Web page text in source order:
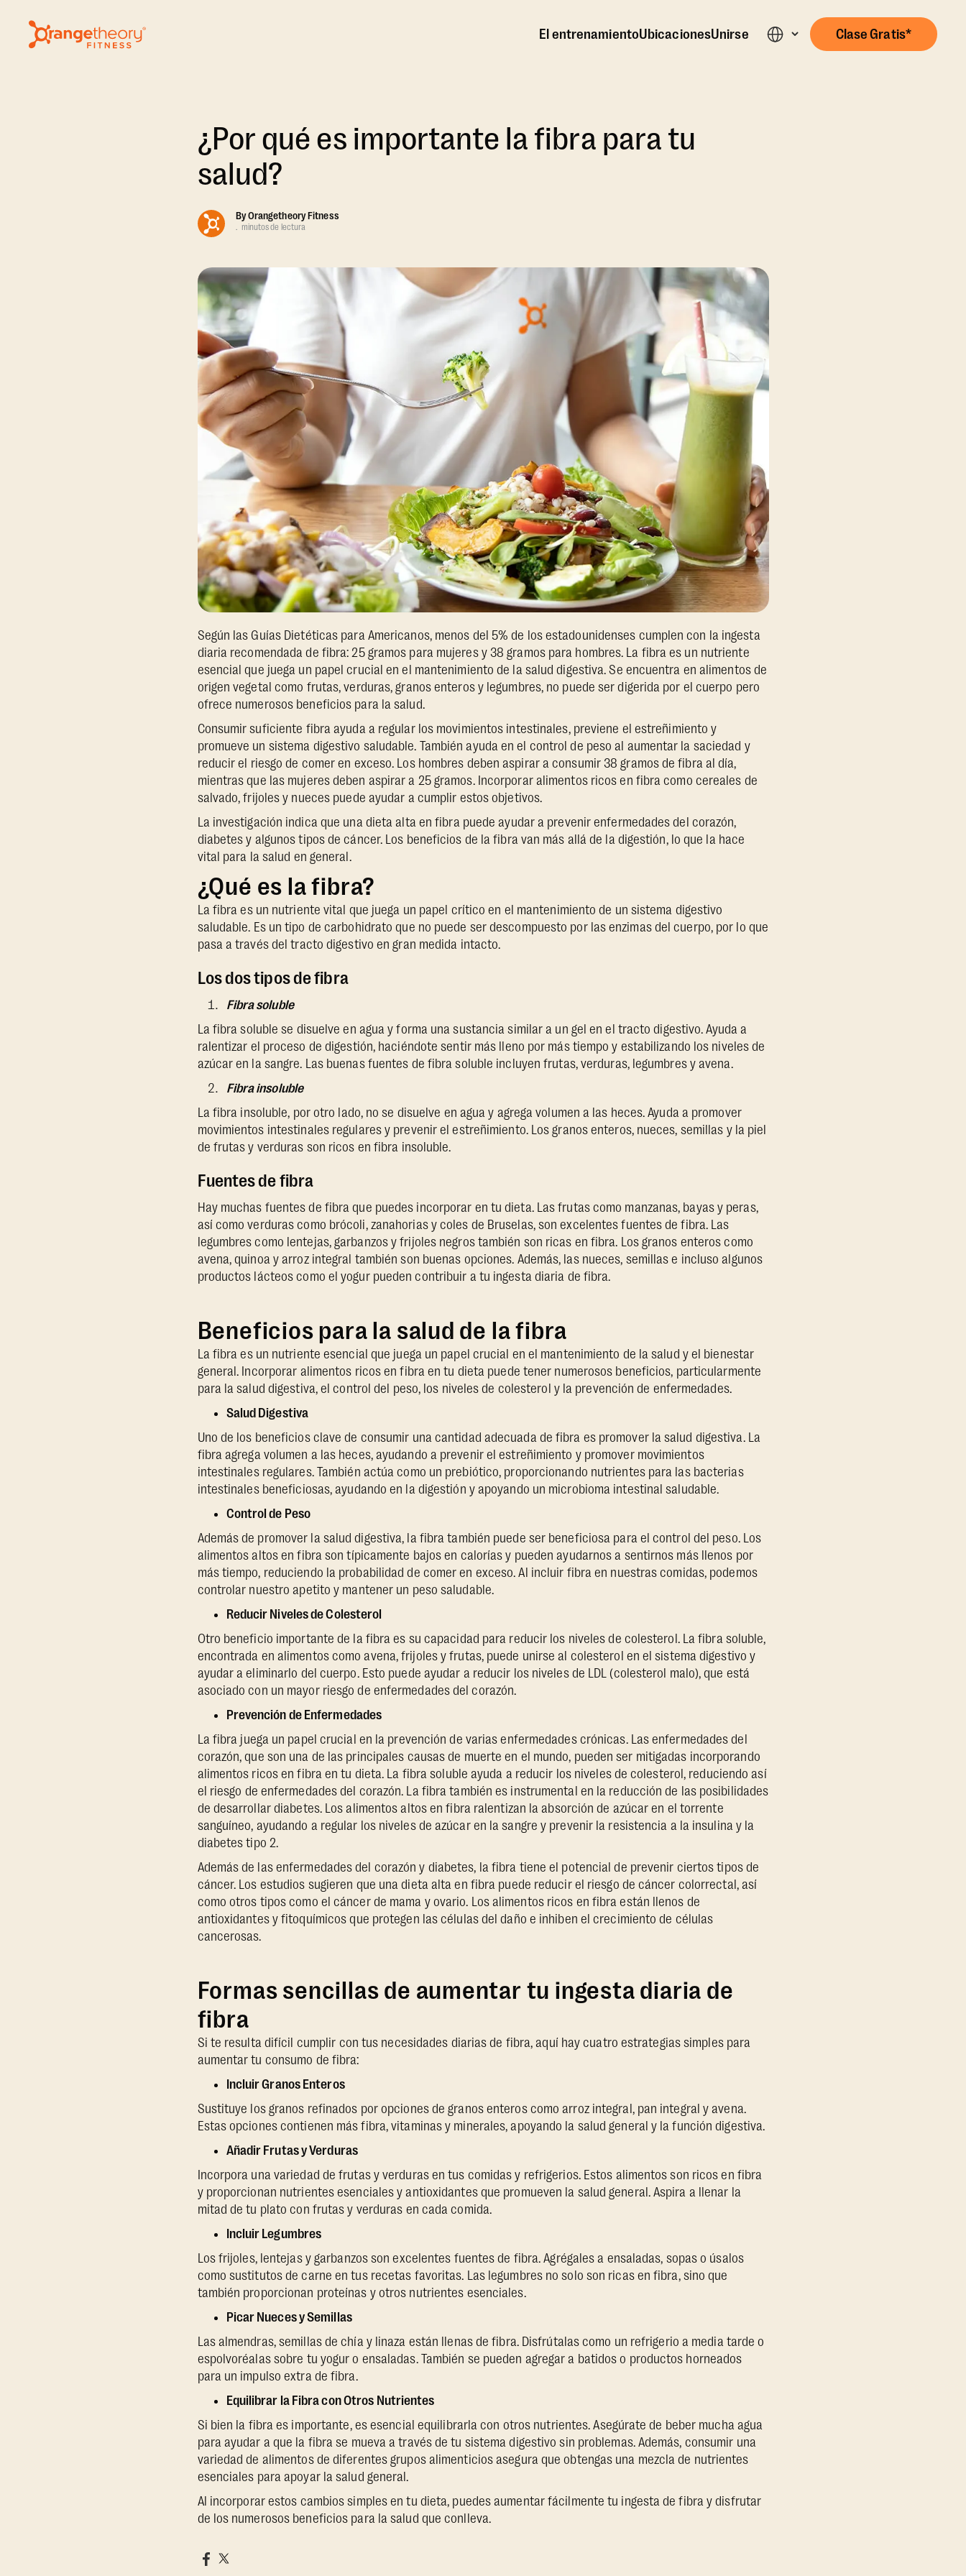
El entrenamientoUbicacionesUnirse Clase Gratis*
¿Por qué es importante la fibra para tu
salud?
By Orangetheory Fitness
. minutos de lectura
Según las Guías Dietéticas para Americanos, menos del 5% de los estadounidenses cumplen con la ingesta
diaria recomendada de fibra: 25 gramos para mujeres y 38 gramos para hombres. La fibra es un nutriente
esencial que juega un papel crucial en el mantenimiento de la salud digestiva. Se encuentra en alimentos de
origen vegetal como frutas, verduras, granos enteros y legumbres, no puede ser digerida por el cuerpo pero
ofrece numerosos beneficios para la salud.
Consumir suficiente fibra ayuda a regular los movimientos intestinales, previene el estreñimiento y
promueve un sistema digestivo saludable. También ayuda en el control de peso al aumentar la saciedad y
reducir el riesgo de comer en exceso. Los hombres deben aspirar a consumir 38 gramos de fibra al día,
mientras que las mujeres deben aspirar a 25 gramos. Incorporar alimentos ricos en fibra como cereales de
salvado, frijoles y nueces puede ayudar a cumplir estos objetivos.
La investigación indica que una dieta alta en fibra puede ayudar a prevenir enfermedades del corazón,
diabetes y algunos tipos de cáncer. Los beneficios de la fibra van más allá de la digestión, lo que la hace
vital para la salud en general.
¿Qué es la fibra?
La fibra es un nutriente vital que juega un papel crítico en el mantenimiento de un sistema digestivo
saludable. Es un tipo de carbohidrato que no puede ser descompuesto por las enzimas del cuerpo, por lo que
pasa a través del tracto digestivo en gran medida intacto.
Los dos tipos de fibra
Fibra soluble
La fibra soluble se disuelve en agua y forma una sustancia similar a un gel en el tracto digestivo. Ayuda a
ralentizar el proceso de digestión, haciéndote sentir más lleno por más tiempo y estabilizando los niveles de
azúcar en la sangre. Las buenas fuentes de fibra soluble incluyen frutas, verduras, legumbres y avena.
Fibra insoluble
La fibra insoluble, por otro lado, no se disuelve en agua y agrega volumen a las heces. Ayuda a promover
movimientos intestinales regulares y prevenir el estreñimiento. Los granos enteros, nueces, semillas y la piel
de frutas y verduras son ricos en fibra insoluble.
Fuentes de fibra
Hay muchas fuentes de fibra que puedes incorporar en tu dieta. Las frutas como manzanas, bayas y peras,
así como verduras como brócoli, zanahorias y coles de Bruselas, son excelentes fuentes de fibra. Las
legumbres como lentejas, garbanzos y frijoles negros también son ricas en fibra. Los granos enteros como
avena, quinoa y arroz integral también son buenas opciones. Además, las nueces, semillas e incluso algunos
productos lácteos como el yogur pueden contribuir a tu ingesta diaria de fibra.
Beneficios para la salud de la fibra
La fibra es un nutriente esencial que juega un papel crucial en el mantenimiento de la salud y el bienestar
general. Incorporar alimentos ricos en fibra en tu dieta puede tener numerosos beneficios, particularmente
para la salud digestiva, el control del peso, los niveles de colesterol y la prevención de enfermedades.
Salud Digestiva
Uno de los beneficios clave de consumir una cantidad adecuada de fibra es promover la salud digestiva. La
fibra agrega volumen a las heces, ayudando a prevenir el estreñimiento y promover movimientos
intestinales regulares. También actúa como un prebiótico, proporcionando nutrientes para las bacterias
intestinales beneficiosas, ayudando en la digestión y apoyando un microbioma intestinal saludable.
Control de Peso
Además de promover la salud digestiva, la fibra también puede ser beneficiosa para el control del peso. Los
alimentos altos en fibra son típicamente bajos en calorías y pueden ayudarnos a sentirnos más llenos por
más tiempo, reduciendo la probabilidad de comer en exceso. Al incluir fibra en nuestras comidas, podemos
controlar nuestro apetito y mantener un peso saludable.
Reducir Niveles de Colesterol
Otro beneficio importante de la fibra es su capacidad para reducir los niveles de colesterol. La fibra soluble,
encontrada en alimentos como avena, frijoles y frutas, puede unirse al colesterol en el sistema digestivo y
ayudar a eliminarlo del cuerpo. Esto puede ayudar a reducir los niveles de LDL (colesterol malo), que está
asociado con un mayor riesgo de enfermedades del corazón.
Prevención de Enfermedades
La fibra juega un papel crucial en la prevención de varias enfermedades crónicas. Las enfermedades del
corazón, que son una de las principales causas de muerte en el mundo, pueden ser mitigadas incorporando
alimentos ricos en fibra en tu dieta. La fibra soluble ayuda a reducir los niveles de colesterol, reduciendo así
el riesgo de enfermedades del corazón. La fibra también es instrumental en la reducción de las posibilidades
de desarrollar diabetes. Los alimentos altos en fibra ralentizan la absorción de azúcar en el torrente
sanguíneo, ayudando a regular los niveles de azúcar en la sangre y prevenir la resistencia a la insulina y la
diabetes tipo 2.
Además de las enfermedades del corazón y diabetes, la fibra tiene el potencial de prevenir ciertos tipos de
cáncer. Los estudios sugieren que una dieta alta en fibra puede reducir el riesgo de cáncer colorrectal, así
como otros tipos como el cáncer de mama y ovario. Los alimentos ricos en fibra están llenos de
antioxidantes y fitoquímicos que protegen las células del daño e inhiben el crecimiento de células
cancerosas.
Formas sencillas de aumentar tu ingesta diaria de
fibra
Si te resulta difícil cumplir con tus necesidades diarias de fibra, aquí hay cuatro estrategias simples para
aumentar tu consumo de fibra:
Incluir Granos Enteros
Sustituye los granos refinados por opciones de granos enteros como arroz integral, pan integral y avena.
Estas opciones contienen más fibra, vitaminas y minerales, apoyando la salud general y la función digestiva.
Añadir Frutas y Verduras
Incorpora una variedad de frutas y verduras en tus comidas y refrigerios. Estos alimentos son ricos en fibra
y proporcionan nutrientes esenciales y antioxidantes que promueven la salud general. Aspira a llenar la
mitad de tu plato con frutas y verduras en cada comida.
Incluir Legumbres
Los frijoles, lentejas y garbanzos son excelentes fuentes de fibra. Agrégales a ensaladas, sopas o úsalos
como sustitutos de carne en tus recetas favoritas. Las legumbres no solo son ricas en fibra, sino que
también proporcionan proteínas y otros nutrientes esenciales.
Picar Nueces y Semillas
Las almendras, semillas de chía y linaza están llenas de fibra. Disfrútalas como un refrigerio a media tarde o
espolvoréalas sobre tu yogur o ensaladas. También se pueden agregar a batidos o productos horneados
para un impulso extra de fibra.
Equilibrar la Fibra con Otros Nutrientes
Si bien la fibra es importante, es esencial equilibrarla con otros nutrientes. Asegúrate de beber mucha agua
para ayudar a que la fibra se mueva a través de tu sistema digestivo sin problemas. Además, consumir una
variedad de alimentos de diferentes grupos alimenticios asegura que obtengas una mezcla de nutrientes
esenciales para apoyar la salud general.
Al incorporar estos cambios simples en tu dieta, puedes aumentar fácilmente tu ingesta de fibra y disfrutar
de los numerosos beneficios para la salud que conlleva.